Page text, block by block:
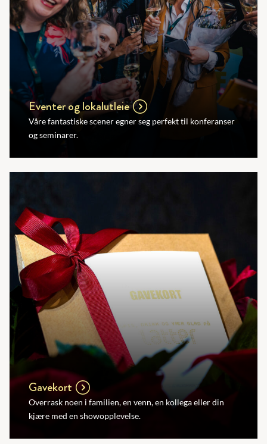
Eventer og lokalutleie
Våre fantastiske scener egner seg perfekt til konferanser
og seminarer.
Gavekort
Overrask noen i familien, en venn, en kollega eller din
kjære med en showopplevelse.